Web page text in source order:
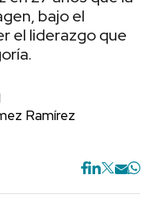
bajo el
el liderazgo que
Ramírez